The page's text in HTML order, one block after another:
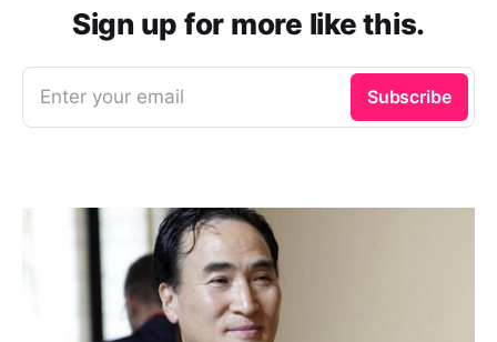
Sign up for more like this.
Enter your email Subscribe